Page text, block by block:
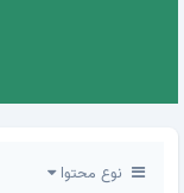
نوع محتوا